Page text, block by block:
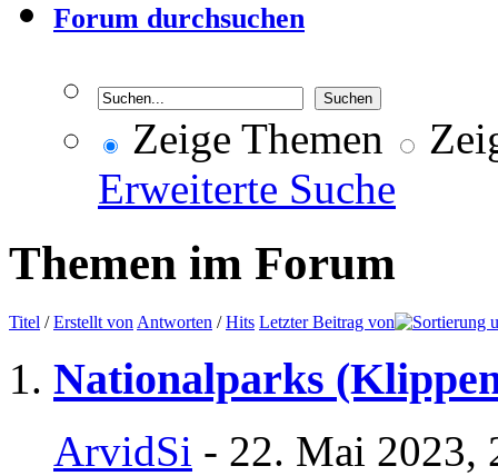
Forum durchsuchen
Zeige Themen
Erweiterte Suche
Themen im Forum
Titel /Erstellt von Antworten /Hits Letzter Beitrag von
Nationalparks
ArvidSi - 22. Mai 2023,